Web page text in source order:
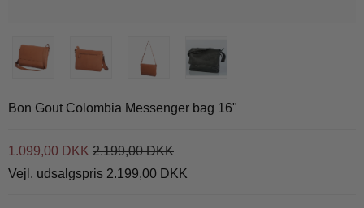
Bon Gout Colombia Messenger bag 16"
1.099,00 DKK 2.199,00 DKK
Vejl. udsalgspris 2.199,00 DKK